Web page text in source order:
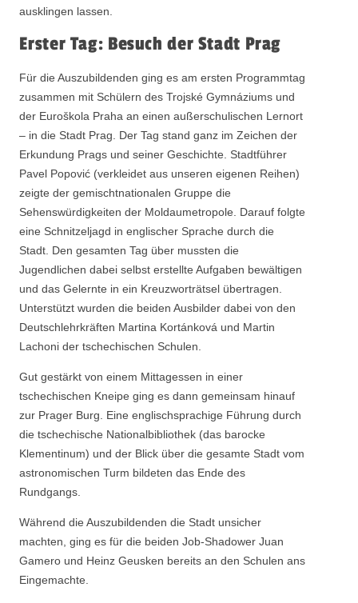
ausklingen lassen.
Erster Tag: Besuch der Stadt Prag
Für die Auszubildenden ging es am ersten Programmtag
zusammen mit Schülern des Trojské Gymnáziums und
der Euroškola Praha an einen außerschulischen Lernort
– in die Stadt Prag. Der Tag stand ganz im Zeichen der
Erkundung Prags und seiner Geschichte. Stadtführer
Pavel Popović (verkleidet aus unseren eigenen Reihen)
zeigte der gemischtnationalen Gruppe die
Sehenswürdigkeiten der Moldaumetropole. Darauf folgte
eine Schnitzeljagd in englischer Sprache durch die
Stadt. Den gesamten Tag über mussten die
Jugendlichen dabei selbst erstellte Aufgaben bewältigen
und das Gelernte in ein Kreuzworträtsel übertragen.
Unterstützt wurden die beiden Ausbilder dabei von den
Deutschlehrkräften Martina Kortánková und Martin
Lachoni der tschechischen Schulen.
Gut gestärkt von einem Mittagessen in einer
tschechischen Kneipe ging es dann gemeinsam hinauf
zur Prager Burg. Eine englischsprachige Führung durch
die tschechische Nationalbibliothek (das barocke
Klementinum) und der Blick über die gesamte Stadt vom
astronomischen Turm bildeten das Ende des
Rundgangs.
Während die Auszubildenden die Stadt unsicher
machten, ging es für die beiden Job-Shadower Juan
Gamero und Heinz Geusken bereits an den Schulen ans
Eingemachte.